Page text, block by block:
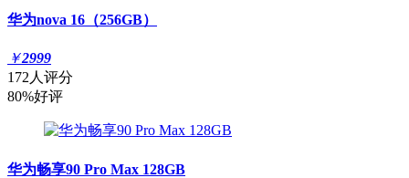
华为nova 16（256GB）
￥2999
172人评分
80%好评
华为畅享90 Pro Max 128GB